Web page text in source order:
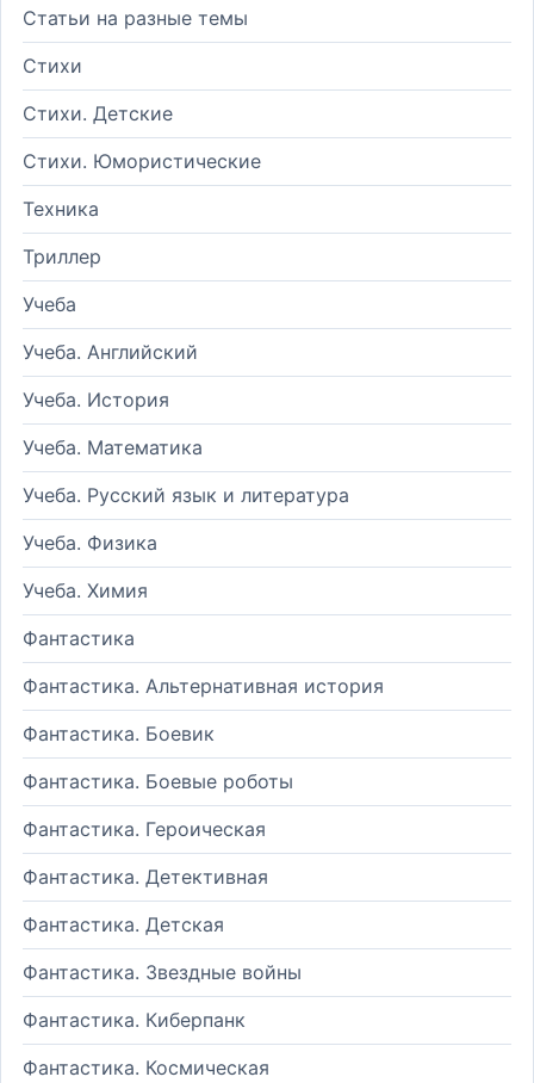
Статьи на разные темы
Стихи
Стихи. Детские
Стихи. Юмористические
Техника
Триллер
Учеба
Учеба. Английский
Учеба. История
Учеба. Математика
Учеба. Русский язык и литература
Учеба. Физика
Учеба. Химия
Фантастика
Фантастика. Альтернативная история
Фантастика. Боевик
Фантастика. Боевые роботы
Фантастика. Героическая
Фантастика. Детективная
Фантастика. Детская
Фантастика. Звездные войны
Фантастика. Киберпанк
Фантастика. Космическая